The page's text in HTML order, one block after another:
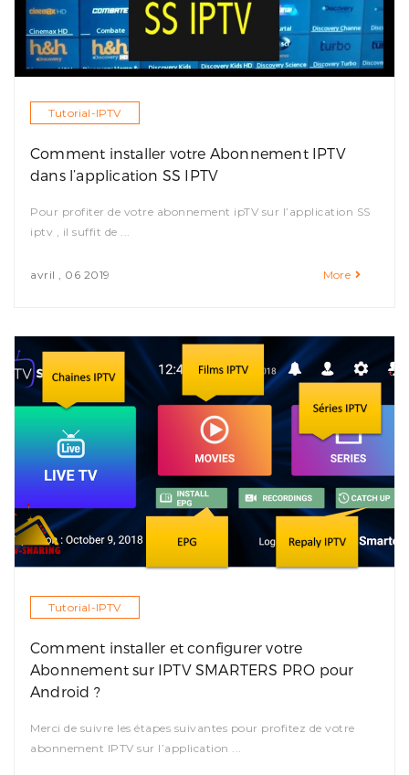
Tutorial-IPTV
Comment installer votre Abonnement IPTV
dans l’application SS IPTV
Pour profiter de votre abonnement ipTV sur l’application SS
iptv , il suffit de ...
avril , 06 2019 More
Tutorial-IPTV
Comment installer et configurer votre
Abonnement sur IPTV SMARTERS PRO pour
Android ?
Merci de suivre les étapes suivantes pour profitez de votre
abonnement IPTV sur l’application ...